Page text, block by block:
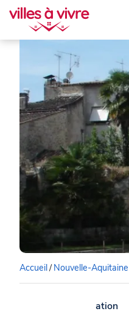
Accueil/ Nouvelle-Aquitaine
Présentation